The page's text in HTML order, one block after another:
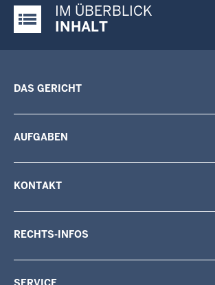
Justiz-Portal im Überblick:
IM ÜBERBLICK
INHALT
DAS GERICHT
AUFGABEN
KONTAKT
RECHTS-INFOS